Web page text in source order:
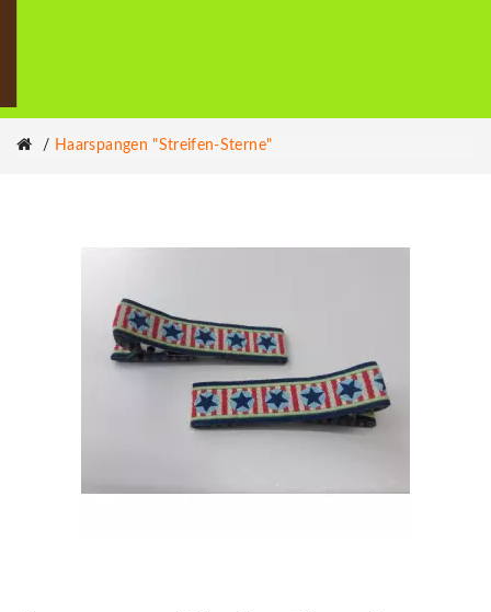
Haarspangen "Streifen-Sterne"